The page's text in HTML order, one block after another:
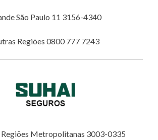
São Paulo 11 3156-4340
Regiões 0800 777 7243
Regiões Metropolitanas 3003-0335